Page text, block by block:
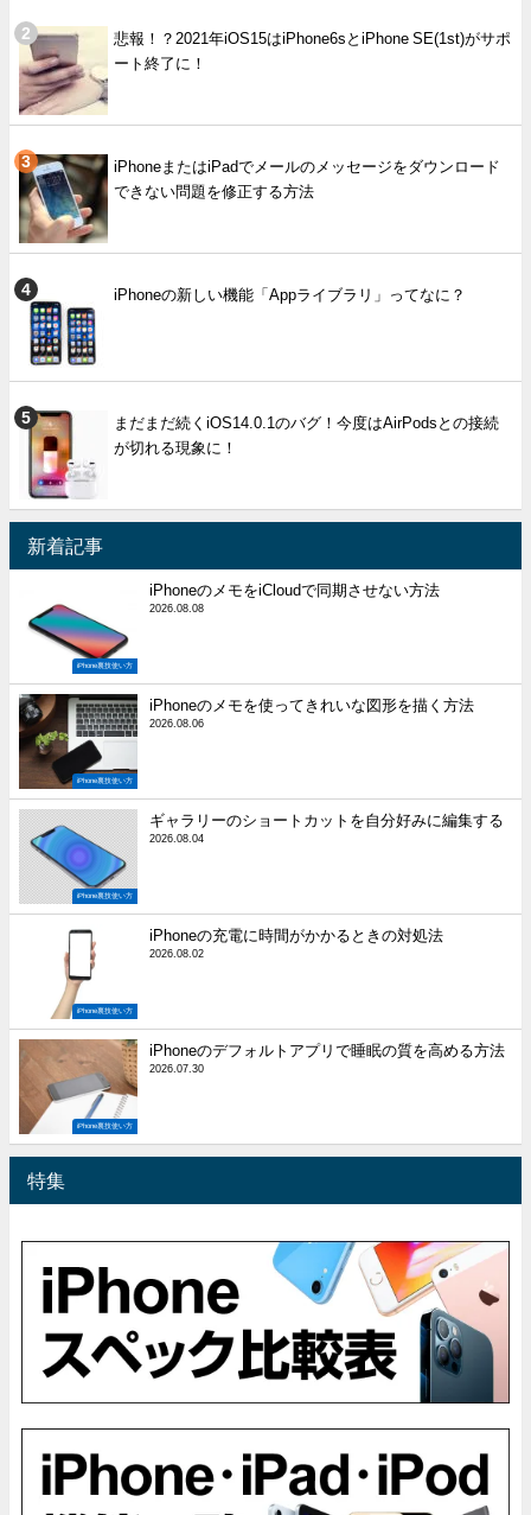
悲報！？2021年iOS15はiPhone6sとiPhone SE(1st)がサポ
ート終了に！
iPhoneまたはiPadでメールのメッセージをダウンロード
できない問題を修正する方法
iPhoneの新しい機能「Appライブラリ」ってなに？
まだまだ続くiOS14.0.1のバグ！今度はAirPodsとの接続
が切れる現象に！
新着記事
iPhone裏技使い方
iPhoneのメモをiCloudで同期させない方法
2026.08.08
iPhone裏技使い方
iPhoneのメモを使ってきれいな図形を描く方法
2026.08.06
iPhone裏技使い方
ギャラリーのショートカットを自分好みに編集する
2026.08.04
iPhone裏技使い方
iPhoneの充電に時間がかかるときの対処法
2026.08.02
iPhone裏技使い方
iPhoneのデフォルトアプリで睡眠の質を高める方法
2026.07.30
特集